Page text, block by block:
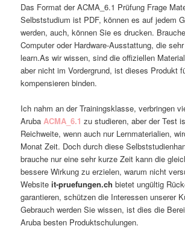
Das Format der ACMA_6.1 Prüfung Frage
Selbststudium ist PDF, können es auf jedem
werden, auch, können Sie es drucken.
Computer oder Hardware-Ausstattung, die
learn.As wir wissen, sind die offiziellen
aber nicht im Vordergrund, ist dieses Produkt
kompensieren binden.
Ich nahm an der Trainingsklasse, verbringen
ArubaACMA_6.1 zu studieren, aber der Test
Reichweite, wenn auch nur Lernmaterialien,
Monat Zeit. Doch durch diese
brauche nur eine sehr kurze Zeit kann die
bessere Wirkung zu erzielen, warum nicht
Websiteit-pruefungen.ch bietet ungültig
garantieren, schützen die Interessen unserer
Gebrauch werden Sie wissen, ist dies die
Aruba besten Produktschulungen.